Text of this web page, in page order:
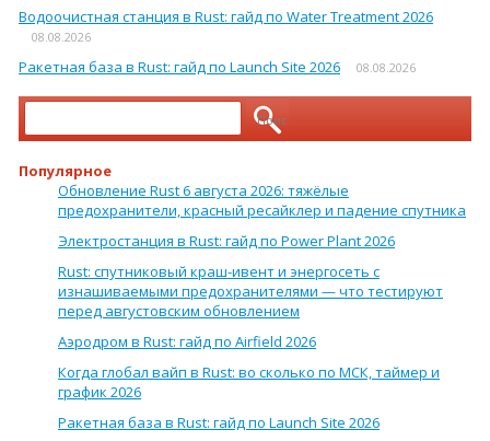
Водоочистная станция в Rust: гайд по Water Treatment 2026
08.08.2026
Ракетная база в Rust: гайд по Launch Site 2026 08.08.2026
Найти:
Популярное
Обновление Rust 6 августа 2026: тяжёлые
предохранители, красный ресайклер и падение спутника
Электростанция в Rust: гайд по Power Plant 2026
Rust: спутниковый краш-ивент и энергосеть с
изнашиваемыми предохранителями — что тестируют
перед августовским обновлением
Аэродром в Rust: гайд по Airfield 2026
Когда глобал вайп в Rust: во сколько по МСК, таймер и
график 2026
Ракетная база в Rust: гайд по Launch Site 2026